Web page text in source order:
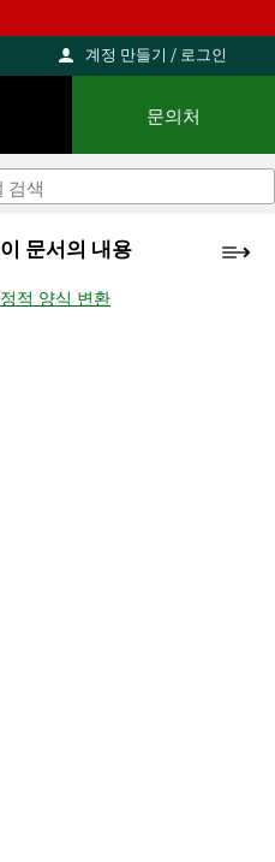
계정 만들기 / 로그인
문의처
이 문서의 내용
정적 양식 변환